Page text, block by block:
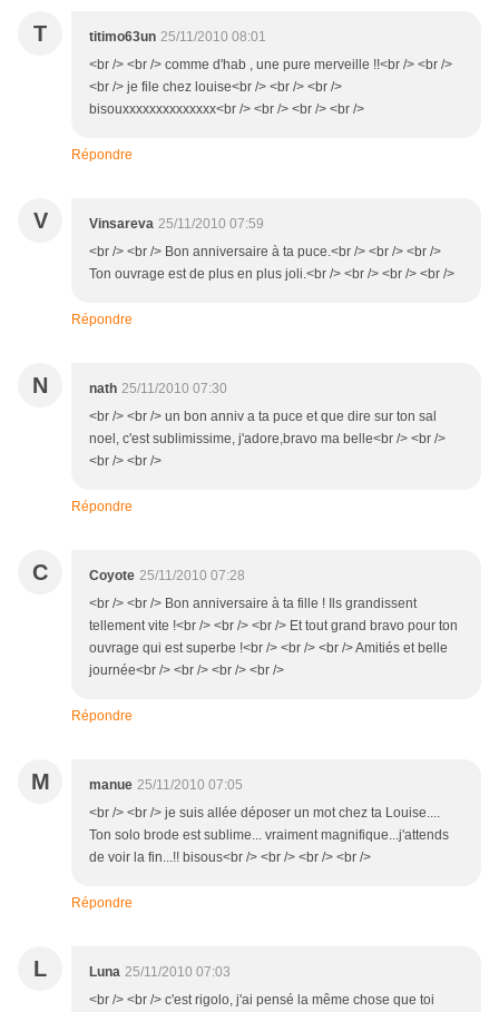
T titimo63un 25/11/2010 08:01
<br /> <br /> comme d'hab , une pure merveille !!<br /> <br />
<br /> je file chez louise<br /> <br /> <br />
bisouxxxxxxxxxxxxxx<br /> <br /> <br /> <br />
Répondre
V Vinsareva 25/11/2010 07:59
<br /> <br /> Bon anniversaire à ta puce.<br /> <br /> <br />
Ton ouvrage est de plus en plus joli.<br /> <br /> <br /> <br />
Répondre
N nath 25/11/2010 07:30
<br /> <br /> un bon anniv a ta puce et que dire sur ton sal
noel, c'est sublimissime, j'adore,bravo ma belle<br /> <br />
<br /> <br />
Répondre
C Coyote 25/11/2010 07:28
<br /> <br /> Bon anniversaire à ta fille ! Ils grandissent
tellement vite !<br /> <br /> <br /> Et tout grand bravo pour ton
ouvrage qui est superbe !<br /> <br /> <br /> Amitiés et belle
journée<br /> <br /> <br /> <br />
Répondre
M manue 25/11/2010 07:05
<br /> <br /> je suis allée déposer un mot chez ta Louise....
Ton solo brode est sublime... vraiment magnifique...j'attends
de voir la fin...!! bisous<br /> <br /> <br /> <br />
Répondre
L Luna 25/11/2010 07:03
<br /> <br /> c'est rigolo, j'ai pensé la même chose que toi